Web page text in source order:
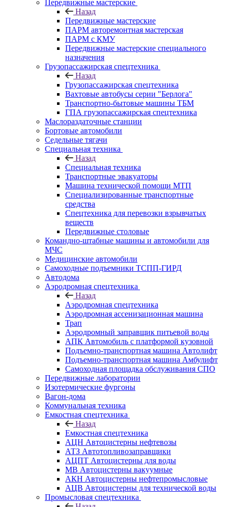
Передвижные мастерские
Назад
Передвижные мастерские
ПАРМ авторемонтная мастерская
ПАРМ с КМУ
Передвижные мастерские специального
назначения
Грузопассажирская спецтехника
Назад
Грузопассажирская спецтехника
Вахтовые автобусы серии "Берлога"
Транспортно-бытовые машины ТБМ
ГПА грузопассажирская спецтехника
Маслораздаточные станции
Бортовые автомобили
Седельные тягачи
Специальная техника
Назад
Специальная техника
Транспортные эвакуаторы
Машина технической помощи МТП
Специализированные транспортные
средства
Спецтехника для перевозки взрывчатых
веществ
Передвижные столовые
Командно-штабные машины и автомобили для
МЧС
Медицинские автомобили
Самоходные подъемники ТСПП-ГИРД
Автодома
Аэродромная спецтехника
Назад
Аэродромная спецтехника
Аэродромная ассенизационная машина
Трап
Аэродромный заправщик питьевой воды
АПК Автомобиль с платформой кузовной
Подъемно-транспортная машина Автолифт
Подъемно-транспортная машина Амбулифт
Самоходная площадка обслуживания СПО
Передвижные лаборатории
Изотермические фургоны
Вагон-дома
Коммунальная техника
Емкостная спецтехника
Назад
Емкостная спецтехника
АЦН Автоцистерны нефтевозы
АТЗ Автотопливозаправщики
АЦПТ Автоцистерны для воды
МВ Автоцистерны вакуумные
АКН Автоцистерны нефтепромысловые
АЦВ Автоцистерны для технической воды
Промысловая спецтехника